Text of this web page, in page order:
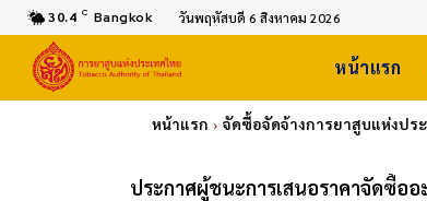
30.4 C Bangkok วันพฤหัสบดี 6 สิงหาคม 2026
หน้าแรก
หน้าแรก จัดซื้อจัดจ้างการยาสูบแห่งปร
ประกาศผู้ชนะการเสนอราคาจัดซื้ออะ